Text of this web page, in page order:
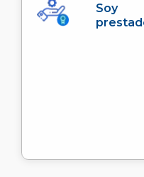
Soy